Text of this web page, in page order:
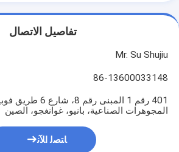
تفاصيل الاتصال
Mr. Su Shujiu
86-13600033148
401 رقم 1 المبنى رقم 8،
المجوهرات الصناعية، بانيو، غوانغجو، الصين
ﺎﺘﺼﻟ ﺍﻶﻧ